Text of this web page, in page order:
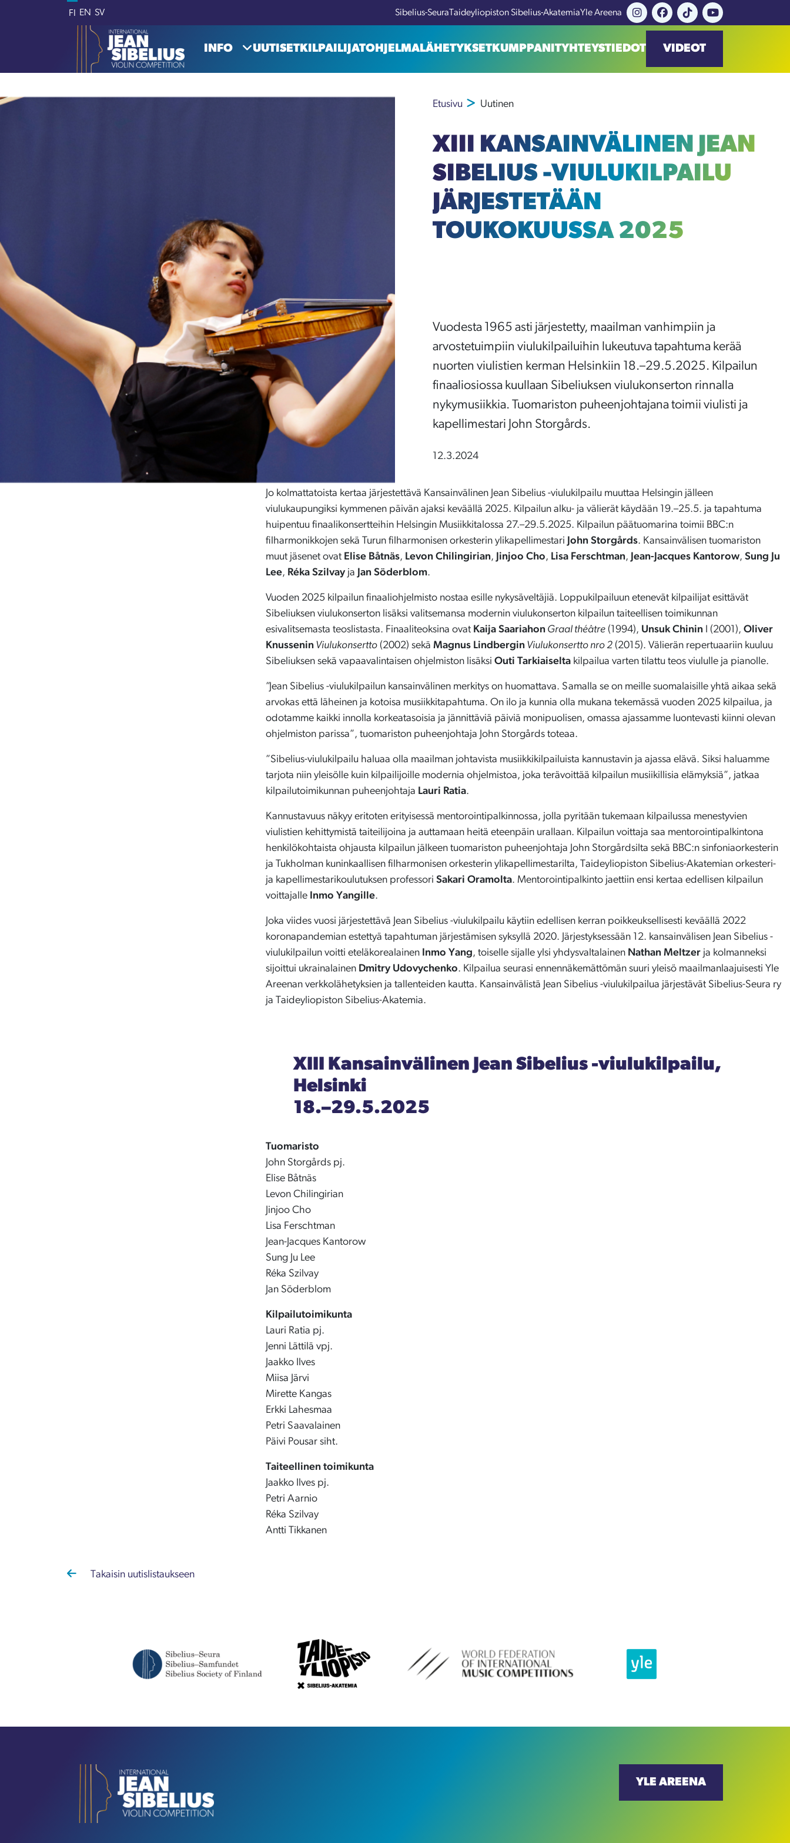
FI EN SV Sibelius-Seura Taideyliopiston Sibelius-AkatemiaYle Areena
INFO UUTISETKILPAILIJATOHJELMALÄHETYKSETKUMPPANITYHTEYSTIEDOT VIDEOT
Etusivu Uutinen
XIII KANSAINVÄLINEN JEAN
SIBELIUS -VIULUKILPAILU
JÄRJESTETÄÄN
TOUKOKUUSSA 2025
Vuodesta 1965 asti järjestetty, maailman vanhimpiin ja
arvostetuimpiin viulukilpailuihin lukeutuva tapahtuma kerää
nuorten viulistien kerman Helsinkiin 18.–29.5.2025. Kilpailun
finaaliosiossa kuullaan Sibeliuksen viulukonserton rinnalla
nykymusiikkia. Tuomariston puheenjohtajana toimii viulisti ja
kapellimestari John Storgårds.
12.3.2024
Jo kolmattatoista kertaa järjestettävä Kansainvälinen Jean Sibelius -viulukilpailu muuttaa Helsingin jälleen
viulukaupungiksi kymmenen päivän ajaksi keväällä 2025. Kilpailun alku- ja välierät käydään 19.–25.5. ja tapahtuma
huipentuu finaalikonsertteihin Helsingin Musiikkitalossa 27.–29.5.2025. Kilpailun päätuomarina toimii BBC:n
filharmonikkojen sekä Turun filharmonisen orkesterin ylikapellimestari John Storgårds. Kansainvälisen tuomariston
muut jäsenet ovat Elise Båtnäs, Levon Chilingirian, Jinjoo Cho, Lisa Ferschtman, Jean-Jacques Kantorow, Sung Ju
Lee, Réka Szilvayja Jan Söderblom.
Vuoden 2025 kilpailun finaaliohjelmisto nostaa esille nykysäveltäjiä. Loppukilpailuun etenevät kilpailijat esittävät
Sibeliuksen viulukonserton lisäksi valitsemansa modernin viulukonserton kilpailun taiteellisen toimikunnan
esivalitsemasta teoslistasta. Finaaliteoksina ovat Kaija SaariahonGraal théâtre(1994), Unsuk ChininI (2001), Oliver
KnusseninViulukonsertto(2002) sekä Magnus LindberginViulukonsertto nro 2(2015). Välierän repertuaariin kuuluu
Sibeliuksen sekä vapaavalintaisen ohjelmiston lisäksi Outi Tarkiaiseltakilpailua varten tilattu teos viululle ja pianolle.
”Jean Sibelius -viulukilpailun kansainvälinen merkitys on huomattava. Samalla se on meille suomalaisille yhtä aikaa sekä
arvokas että läheinen ja kotoisa musiikkitapahtuma. On ilo ja kunnia olla mukana tekemässä vuoden 2025 kilpailua, ja
odotamme kaikki innolla korkeatasoisia ja jännittäviä päiviä monipuolisen, omassa ajassamme luontevasti kiinni olevan
ohjelmiston parissa”, tuomariston puheenjohtaja John Storgårds toteaa.
”Sibelius-viulukilpailu haluaa olla maailman johtavista musiikkikilpailuista kannustavin ja ajassa elävä. Siksi haluamme
tarjota niin yleisölle kuin kilpailijoille modernia ohjelmistoa, joka terävoittää kilpailun musiikillisia elämyksiä”, jatkaa
kilpailutoimikunnan puheenjohtaja Lauri Ratia.
Kannustavuus näkyy eritoten erityisessä mentorointipalkinnossa, jolla pyritään tukemaan kilpailussa menestyvien
viulistien kehittymistä taiteilijoina ja auttamaan heitä eteenpäin urallaan. Kilpailun voittaja saa mentorointipalkintona
henkilökohtaista ohjausta kilpailun jälkeen tuomariston puheenjohtaja John Storgårdsilta sekä BBC:n sinfoniaorkesterin
ja Tukholman kuninkaallisen filharmonisen orkesterin ylikapellimestarilta, Taideyliopiston Sibelius-Akatemian orkesteri-
ja kapellimestarikoulutuksen professori Sakari Oramolta. Mentorointipalkinto jaettiin ensi kertaa edellisen kilpailun
voittajalle Inmo Yangille.
Joka viides vuosi järjestettävä Jean Sibelius -viulukilpailu käytiin edellisen kerran poikkeuksellisesti keväällä 2022
koronapandemian estettyä tapahtuman järjestämisen syksyllä 2020. Järjestyksessään 12. kansainvälisen Jean Sibelius -
viulukilpailun voitti eteläkorealainen Inmo Yang, toiselle sijalle ylsi yhdysvaltalainen Nathan Meltzerja kolmanneksi
sijoittui ukrainalainen Dmitry Udovychenko. Kilpailua seurasi ennennäkemättömän suuri yleisö maailmanlaajuisesti Yle
Areenan verkkolähetyksien ja tallenteiden kautta. Kansainvälistä Jean Sibelius -viulukilpailua järjestävät Sibelius-Seura ry
ja Taideyliopiston Sibelius-Akatemia.
XIII Kansainvälinen Jean Sibelius -viulukilpailu,
Helsinki
18.–29.5.2025
Tuomaristo
John Storgårds pj.
Elise Båtnäs
Levon Chilingirian
Jinjoo Cho
Lisa Ferschtman
Jean-Jacques Kantorow
Sung Ju Lee
Réka Szilvay
Jan Söderblom
Kilpailutoimikunta
Lauri Ratia pj.
Jenni Lättilä vpj.
Jaakko Ilves
Miisa Järvi
Mirette Kangas
Erkki Lahesmaa
Petri Saavalainen
Päivi Pousar siht.
Taiteellinen toimikunta
Jaakko Ilves pj.
Petri Aarnio
Réka Szilvay
Antti Tikkanen
Takaisin uutislistaukseen
YLE AREENA